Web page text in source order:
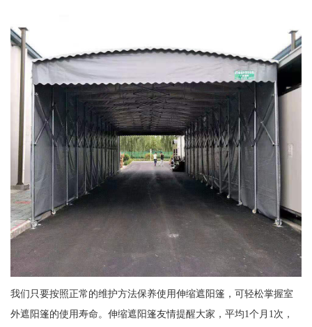
我们只要按照正常的维护方法保养使用伸缩遮阳篷，可轻松掌握室
外遮阳篷的使用寿命。伸缩遮阳篷友情提醒大家，平均1个月1次，